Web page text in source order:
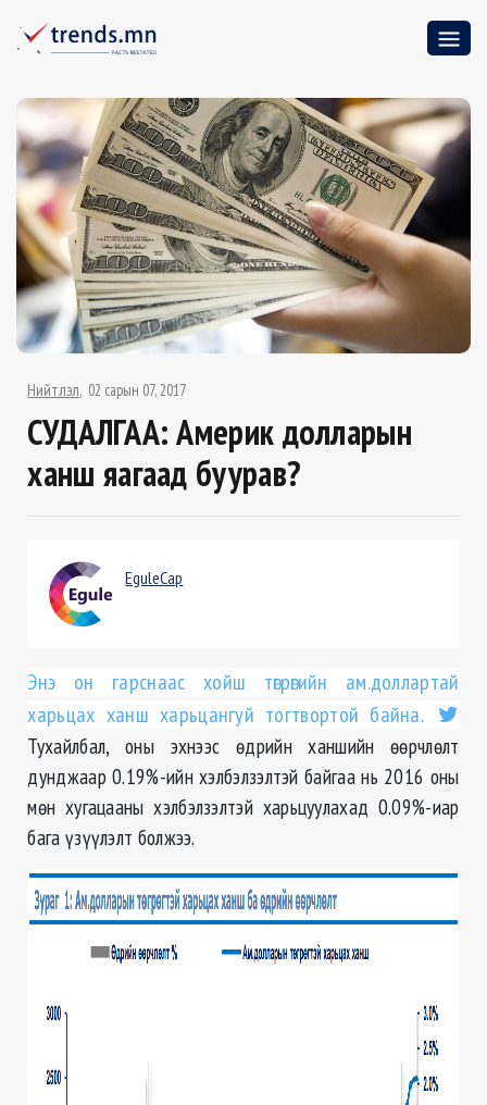
Нийтлэл 02 сарын 07, 2017
СУДАЛГАА: Америк долларын
ханш яагаад буурав?
EguleCap
Энэ он гарснаас хойш төгрөгийн ам.доллартай
харьцах ханш харьцангуй тогтвортой байна.
Тухайлбал, оны эхнээс өдрийн ханшийн өөрчлөлт
дунджаар 0.19%-ийн хэлбэлзэлтэй байгаа нь 2016 оны
мөн хугацааны хэлбэлзэлтэй харьцуулахад 0.09%-иар
бага үзүүлэлт болжээ.